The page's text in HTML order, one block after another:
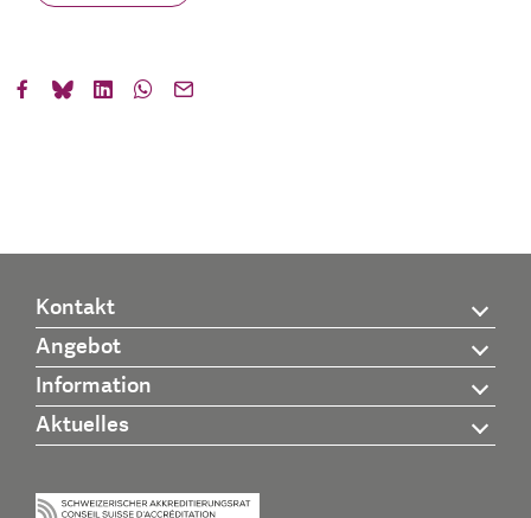
Kontakt
Angebot
Information
Aktuelles